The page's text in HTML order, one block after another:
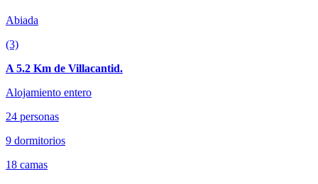
Abiada
(3)
A 5.2 Km de Villacantid.
Alojamiento entero
24 personas
9 dormitorios
18 camas